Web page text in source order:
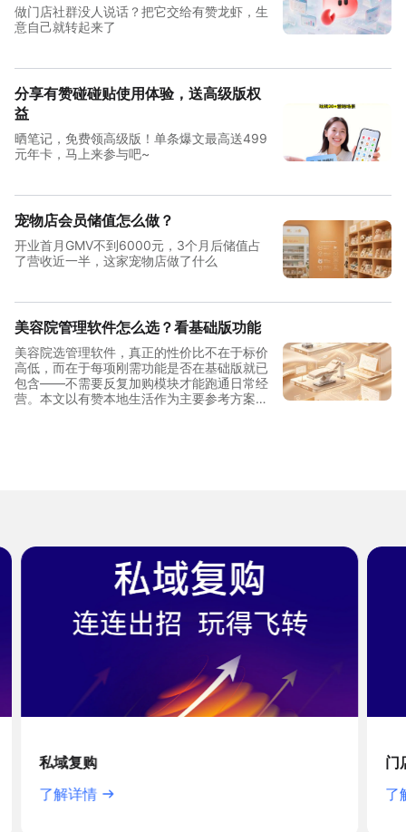
做门店社群没人说话？把它交给有赞龙虾，生
意自己就转起来了
分享有赞碰碰贴使用体验，送高级版权
益
晒笔记，免费领高级版！单条爆文最高送499
元年卡，马上来参与吧~
宠物店会员储值怎么做？
开业首月GMV不到6000元，3个月后储值占
了营收近一半，这家宠物店做了什么
美容院管理软件怎么选？看基础版功能
美容院选管理软件，真正的性价比不在于标价
高低，而在于每项刚需功能是否在基础版就已
包含——不需要反复加购模块才能跑通日常经
营。本文以有赞本地生活作为主要参考方案，
门店效率
了解详情